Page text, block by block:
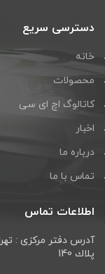
دسترسی سریع
خانه
محصولات
کاتالوگ اچ ای سی
اخبار
درباره ما
تماس با ما
اطلاعات تماس
آدرس دفتر مرکزی :
پلاك 140